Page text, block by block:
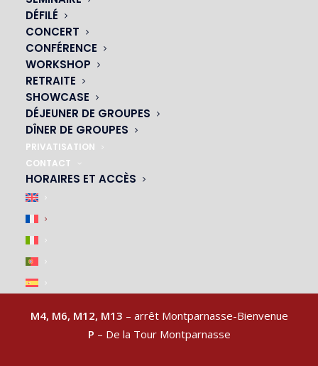
DÉFILÉ
CONCERT
CONFÉRENCE
WORKSHOP
RETRAITE
SHOWCASE
DÉJEUNER DE GROUPES
DÎNER DE GROUPES
PRIVATISATION
CONTACT
HORAIRES ET ACCÈS
M4, M6, M12, M13 – arrêt Montparnasse-Bienvenue
P – De la Tour Montparnasse